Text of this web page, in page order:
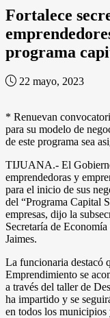
Fortalece
programa
22 mayo, 2023
* Renuevan
para su modelo de
de este programa sea
TIJUANA.- El
emprendedoras y
para el inicio de sus
del “Programa Capital
empresas, dijo la
Secretaría de
Jaimes.
La funcionaria destacó
Emprendimiento se
a través del taller de
ha impartido y se
en todos los municipios